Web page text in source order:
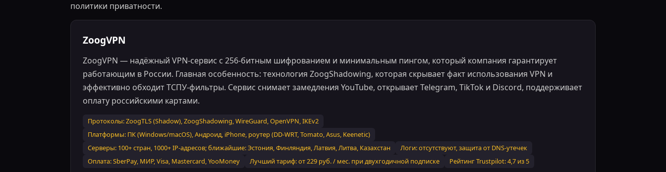
политики приватности.
ZoogVPN
ZoogVPN — надёжный VPN-сервис с 256-битным шифрованием и минимальным пингом, который компания гарантирует
работающим в России. Главная особенность: технология ZoogShadowing, которая скрывает факт использования VPN и
эффективно обходит ТСПУ-фильтры. Сервис снимает замедления YouTube, открывает Telegram, TikTok и Discord, поддерживает
оплату российскими картами.
Протоколы: ZoogTLS (Shadow), ZoogShadowing, WireGuard, OpenVPN, IKEv2
Платформы: ПК (Windows/macOS), Андроид, iPhone, роутер (DD-WRT, Tomato, Asus, Keenetic)
Серверы: 100+ стран, 1000+ IP-адресов; ближайшие: Эстония, Финляндия, Латвия, Литва, Казахстан
Логи: отсутствуют, защита от DNS-утечек
Оплата: SberPay, МИР, Visa, Mastercard, YooMoney
Лучший тариф: от 229 руб. / мес. при двухгодичной подписке Рейтинг Trustpilot: 4,7 из 5